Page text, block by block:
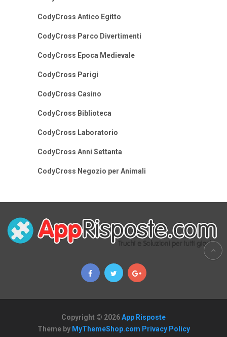
CodyCross Antico Egitto
CodyCross Parco Divertimenti
CodyCross Epoca Medievale
CodyCross Parigi
CodyCross Casino
CodyCross Biblioteca
CodyCross Laboratorio
CodyCross Anni Settanta
CodyCross Negozio per Animali
Copyright © 2026App Risposte
Theme by MyThemeShop.com Privacy Policy